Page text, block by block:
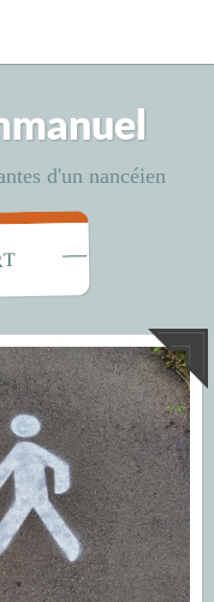
d'un nancéien